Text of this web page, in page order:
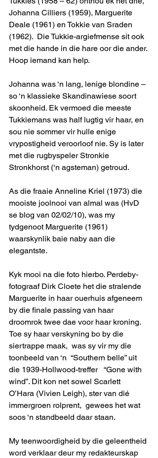
Johanna Cilliers (1959), Marguerite
Deale (1961) en Tokkie van Sraden
(1962).  Die Tukkie-argiefmense sit ook
met die hande in die hare oor die ander.
Hoop iemand kan help.
Johanna was ‘n lang, lenige blondine –
so ‘n klassieke Skandinawiese soort
skoonheid. Ek vermoed die meeste
Tukkiemans was half lugtig vir haar, en
sou nie sommer vir hulle enige
vrypostigheid veroorloof nie. Sy is later
met die rugbyspeler Stronkie
Stronkhorst (‘n agsteman) getroud.
As die fraaie Anneline Kriel (1973) die
mooiste joolnooi van almal was (HvD
se blog van 02/02/10), was my
tydgenoot Marguerite (1961)
waarskynlik baie naby aan die
elegantste.
Kyk mooi na die foto hierbo. Perdeby-
fotograaf Dirk Cloete het die stralende
Marguerite in haar ouerhuis afgeneem
by die finale passing van haar
droomrok twee dae voor haar kroning.
Toe sy haar verskyning bo by die
siertrappe maak,  was sy vir my die
toonbeeld van ‘n  “Southern belle” uit
die 1939-Hollwood-treffer   “Gone with
wind”. Dit kon net sowel Scarlett
O’Hara (Vivien Leigh), ster van dié
immergroen rolprent,  gewees het wat
soos ‘n standbeeld daar staan.
My teenwoordigheid by die geleentheid
word verklaar deur my redakteurskap